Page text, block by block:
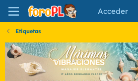
Acceder
Etiquetas